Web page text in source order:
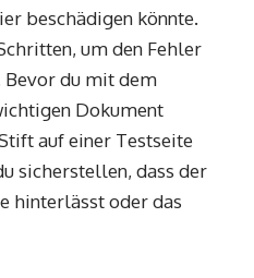
beschädigen könnte.
um den Fehler
Bevor du mit dem
Dokument
auf einer Testseite
sicherstellen, dass der
hinterlässt oder das